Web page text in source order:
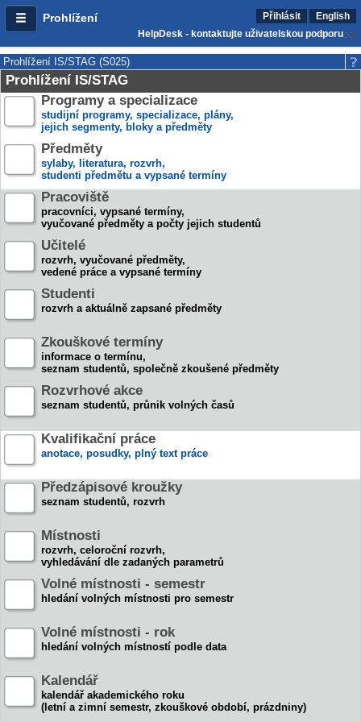
Prohlížení Přihlásit
English
HelpDesk - kontaktujte uživatelskou podporu
Prohlížení IS/STAG (S025)
Prohlížení IS/STAG
Programy a specializace
studijní programy, specializace, plány,
jejich segmenty, bloky a předměty
Předměty
sylaby, literatura, rozvrh,
studenti předmětu a vypsané termíny
Pracoviště
pracovníci, vypsané termíny,
vyučované předměty a počty jejich studentů
Učitelé
rozvrh, vyučované předměty,
vedené práce a vypsané termíny
Studenti
rozvrh a aktuálně zapsané předměty
Zkouškové termíny
informace o termínu,
seznam studentů, společně zkoušené předměty
Rozvrhové akce
seznam studentů, průnik volných časů
Kvalifikační práce
anotace, posudky, plný text práce
Předzápisové kroužky
seznam studentů, rozvrh
Místnosti
rozvrh, celoroční rozvrh,
vyhledávání dle zadaných parametrů
Volné místnosti - semestr
hledání volných místnosti pro semestr
Volné místnosti - rok
hledání volných místností podle data
Kalendář
kalendář akademického roku
(letní a zimní semestr, zkouškové období, prázdniny)